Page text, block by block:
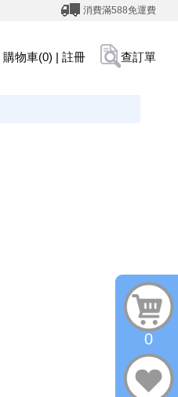
消費滿588免運費
購物車(0) | 註冊 查訂單
0